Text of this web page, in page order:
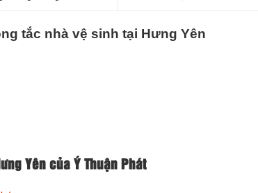
tắc nhà vệ sinh tại Hưng Yên
Yên của Ý Thuận Phát